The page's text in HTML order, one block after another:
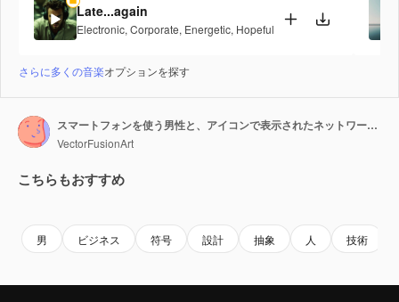
Late...again
Electronic, Corporate, Energetic, Hopeful
さらに多くの音楽オプションを探す
スマートフォンを使う男性と、アイコンで表示されたネットワーク接続のアニメーション
VectorFusionArt
こちらもおすすめ
男 ビジネス 符号 設計 抽象 人 技術